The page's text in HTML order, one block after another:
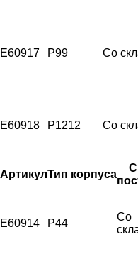
E60917 P99 Со
E60918 P1212 Со
АртикулТип корпуса
E60914 P44
Со